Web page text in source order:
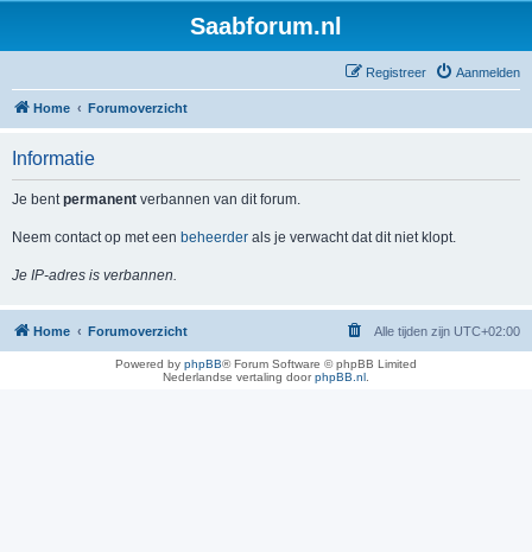
Saabforum.nl
Aanmelden
Registreer
Home Forumoverzicht
Informatie
Je bentpermanent verbannen van dit forum.
Neem contact op met een beheerder als je verwacht dat dit niet klopt.
Je IP-adres is verbannen.
Home Forumoverzicht Alle tijden zijn UTC+02:00
Powered by phpBB® Forum Software © phpBB Limited
Nederlandse vertaling doorphpBB.nl